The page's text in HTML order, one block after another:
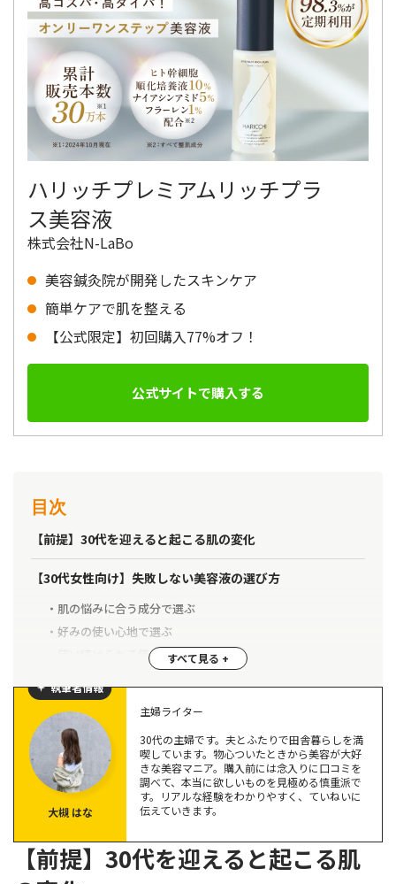
ハリッチプレミアムリッチプラ
ス美容液
株式会社N-LaBo
美容鍼灸院が開発したスキンケア
簡単ケアで肌を整える
【公式限定】初回購入77%オフ！
公式サイトで購入する
目次
【前提】30代を迎えると起こる肌の変化
【30代女性向け】失敗しない美容液の選び方
肌の悩みに合う成分で選ぶ
好みの使い心地で選ぶ
使い続けられる価格帯で選ぶ
【レビュー付き】30代向けの美容液おすすめ6選
ハリッチプレミアムリッチプラス
N Organic（エヌ オーガニック）
チェルラーブリリオ
Yunth（ユンス）
ヒトサイタイ血幹細胞順化培養液
ノブ L&W
執筆者情報
大槻 はな
主婦ライター
30代の主婦です。夫とふたりで田舎暮らしを満
喫しています。物心ついたときから美容が大好
きな美容マニア。購入前には念入りに口コミを
調べて、本当に欲しいものを見極める慎重派で
す。リアルな経験をわかりやすく、ていねいに
伝えていきます。
【前提】30代を迎えると起こる肌